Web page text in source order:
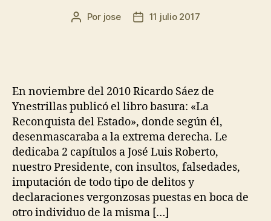
Por jose 11 julio 2017
En noviembre del 2010 Ricardo Sáez de
Ynestrillas publicó el libro basura: «La
Reconquista del Estado», donde según él,
desenmascaraba a la extrema derecha. Le
dedicaba 2 capítulos a José Luis Roberto,
nuestro Presidente, con insultos, falsedades,
imputación de todo tipo de delitos y
declaraciones vergonzosas puestas en boca de
otro individuo de la misma […]